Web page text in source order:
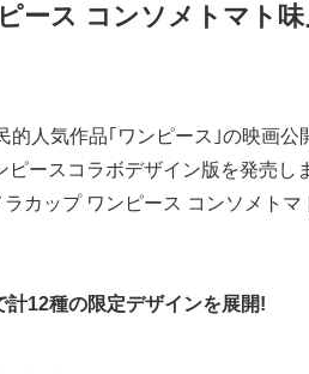
ース コンソメトマト味
的人気作品｢ワンピース｣の映画
ースコラボデザイン版を発売し
カップ ワンピース コンソメト
計12種の限定デザインを展開!